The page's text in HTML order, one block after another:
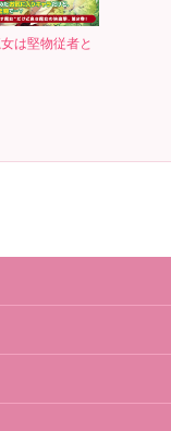
は堅物従者と